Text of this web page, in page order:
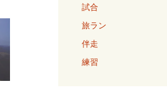
試合
旅ラン
伴走
練習